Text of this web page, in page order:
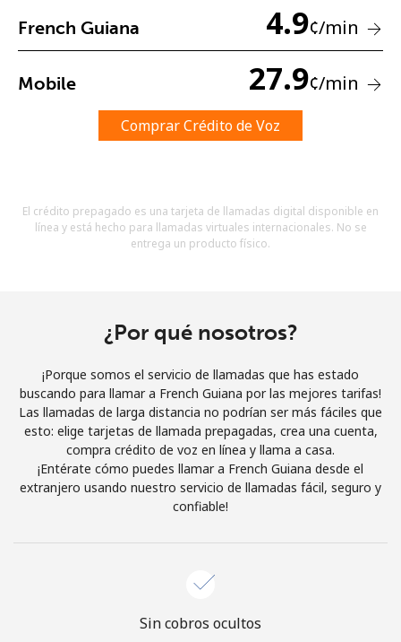
No se ha creado una contraseña
Una letra mayúscula y una minúscula
Un caracter especial
Términos y condiciones.
Únete
¡Hola!
French Guiana 4.9¢/min
Mobile 27.9¢/min
Comprar Crédito de Voz
El crédito prepagado es una tarjeta de llamadas digital disponible en
línea y está hecho para llamadas virtuales internacionales. No se
entrega un producto físico.
¿Por qué nosotros?
¡Porque somos el servicio de llamadas que has estado
buscando para llamar a French Guiana por las mejores tarifas!
Las llamadas de larga distancia no podrían ser más fáciles que
esto: elige tarjetas de llamada prepagadas, crea una cuenta,
compra crédito de voz en línea y llama a casa.
¡Entérate cómo puedes llamar a French Guiana desde el
extranjero usando nuestro servicio de llamadas fácil, seguro y
confiable!
Sin cobros ocultos